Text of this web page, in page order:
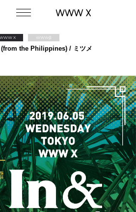
X WWWβ
the Philippines) / ミツメ